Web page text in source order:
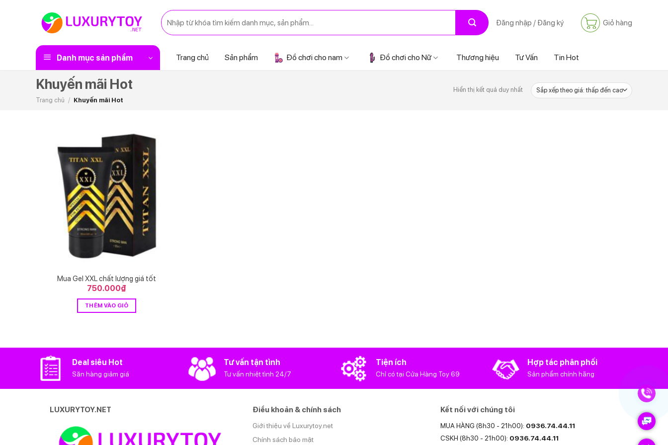
Tìm
kiếm:
Đăng nhập / Đăng ký Giỏ hàng
Danh mục sản phẩm Trang chủ Sản phẩm Đồ chơi cho nam Đồ chơi cho Nữ Thương hiệu Tư Vấn Tin Hot
Khuyến mãi Hot
Trang chủ / Khuyến mãi Hot
Hiển thị kết quả duy nhất
Mua Gel XXL chất lượng giá tốt
750.000₫
THÊM VÀO GIỎ
Deal siêu Hot
Săn hàng giảm giá
Tư vấn tận tình
Tư vấn nhiệt tình 24/7
Tiện ích
Chỉ có tại Cửa Hàng Toy 69
Hợp tác phân phối
Sản phẩm chính hãng
LUXURYTOY.NET Điều khoản & chính sách
Giới thiệu về Luxurytoy.net
Chính sách bảo mật
Kết nối với chúng tôi
MUA HÀNG (8h30 - 21h00): 0936.74.44.11
CSKH (8h30 - 21h00): 0936.74.44.11